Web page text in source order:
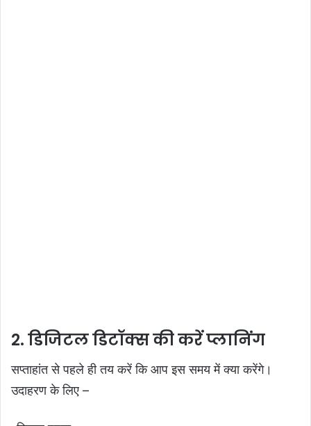
2. डिजिटल डिटॉक्स की करें प्लानिंग
सप्ताहांत से पहले ही तय करें कि आप इस समय में क्या करेंगे।
उदाहरण के लिए –